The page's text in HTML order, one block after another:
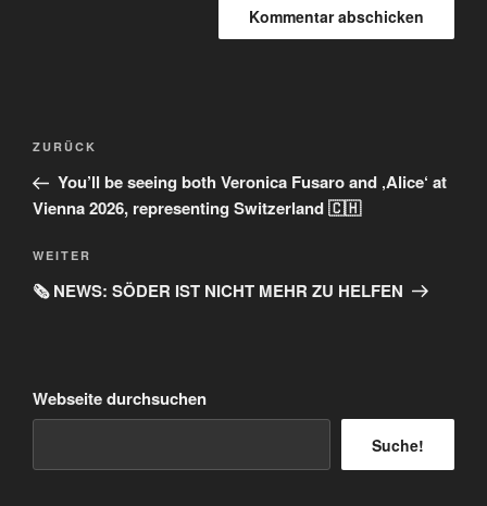
Beitragsnavigation
Vorheriger
Beitrag
ZURÜCK
You’ll be seeing both Veronica Fusaro and ‚Alice‘ at
Vienna 2026, representing Switzerland 🇨🇭
Nächster
Beitrag
WEITER
🗞️ NEWS: SÖDER IST NICHT MEHR ZU HELFEN
Webseite durchsuchen
Suche!